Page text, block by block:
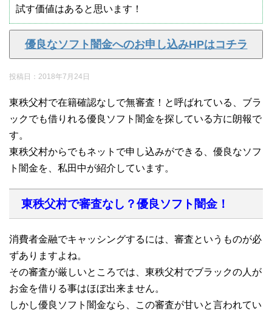
試す価値はあると思います！
優良なソフト闇金へのお申し込みHPはコチラ
投稿日： 2018年7月24日
東秩父村で在籍確認なしで無審査！と呼ばれている、ブラ
ックでも借りれる優良ソフト闇金を探している方に朗報で
す。
東秩父村からでもネットで申し込みができる、優良なソフ
ト闇金を、私田中が紹介しています。
東秩父村で審査なし？優良ソフト闇金！
消費者金融でキャッシングするには、審査というものが必
ずありますよね。
その審査が厳しいところでは、東秩父村でブラックの人が
お金を借りる事はほぼ出来ません。
しかし優良ソフト闇金なら、この審査が甘いと言われてい